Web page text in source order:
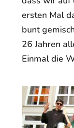
ersten Mal
bunt
26 Jahren
Einmal die